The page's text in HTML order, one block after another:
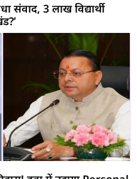
3 लाख विद्यार्थी